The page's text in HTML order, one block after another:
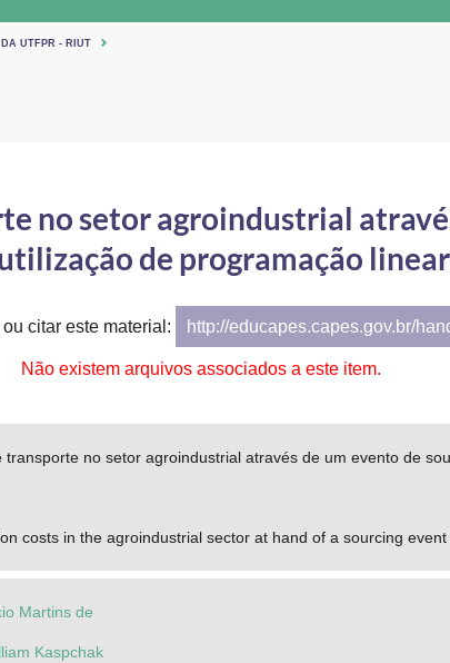
UTFPR - RIUT
no setor agroindustrial
de programação linear
citar este material: http://educapes.capes.gov.br/
Não existem arquivos associados a este item.
transporte no setor agroindustrial através de um evento de
costs in the agroindustrial sector at hand of a sourcing
Martins de
Kaspchak